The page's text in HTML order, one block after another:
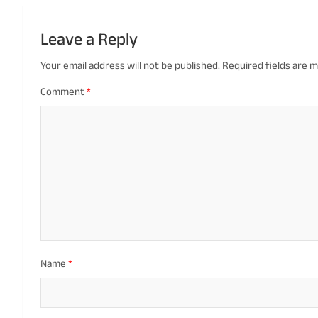
Leave a Reply
Your email address will not be published. Required fields are
Comment*
Name*